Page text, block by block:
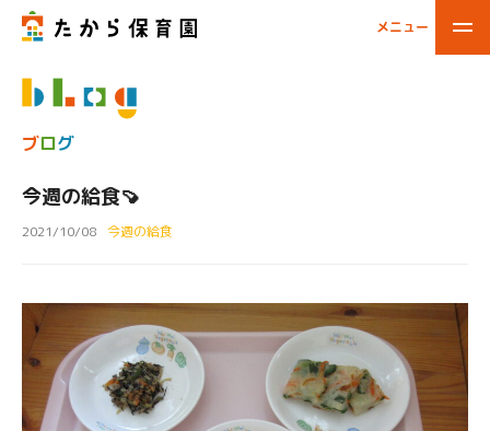
メニュー
ブログ
今週の給食🍠
2021/10/08 今週の給食